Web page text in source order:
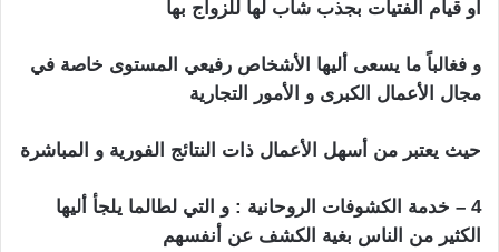
أو قيام الفتيات بجذب شاب لها للزواج بها
و فغالباً ما يسعى أليها الأشخاص رفيعي المستوى خاصة في
مجال الأعمال الكبرى و الأمور التجارية
حيث يعتبر من أسهل الأعمال ذات النتائج الفورية و المباشرة
4 – خدمة الكشوفات الروحانية : و التي لطالما يلجأ أليها
الكثير من الناس بغية الكشف عن أنفسهم